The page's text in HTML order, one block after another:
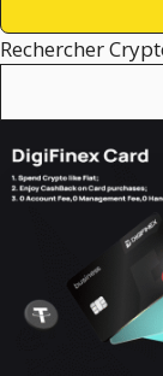
Rechercher